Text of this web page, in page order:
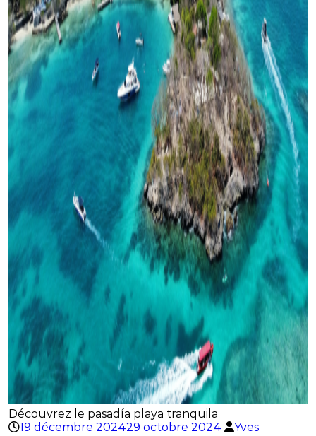
Découvrez le pasadía playa tranquila
19 décembre 202429 octobre 2024
Yves